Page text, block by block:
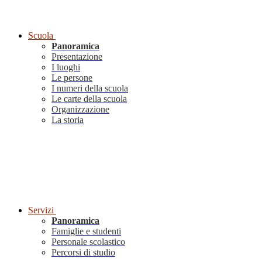
Scuola
Panoramica
Presentazione
I luoghi
Le persone
I numeri della scuola
Le carte della scuola
Organizzazione
La storia
Servizi
Panoramica
Famiglie e studenti
Personale scolastico
Percorsi di studio